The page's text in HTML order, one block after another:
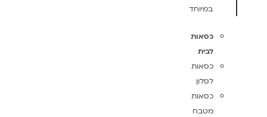
במיוחד
כסאות
לבית
כסאות
לסלון
כסאות
מטבח